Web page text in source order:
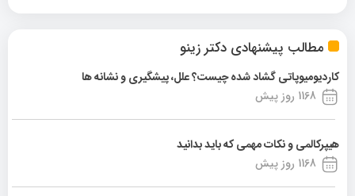
مطالب پیشنهادی دکتر زینو
کاردیومیوپاتی گشاد شده چیست؟ علل، پیشگیری و نشانه ها
1168 روز پیش
هیپرکالمی و نکات مهمی که باید بدانید
1168 روز پیش